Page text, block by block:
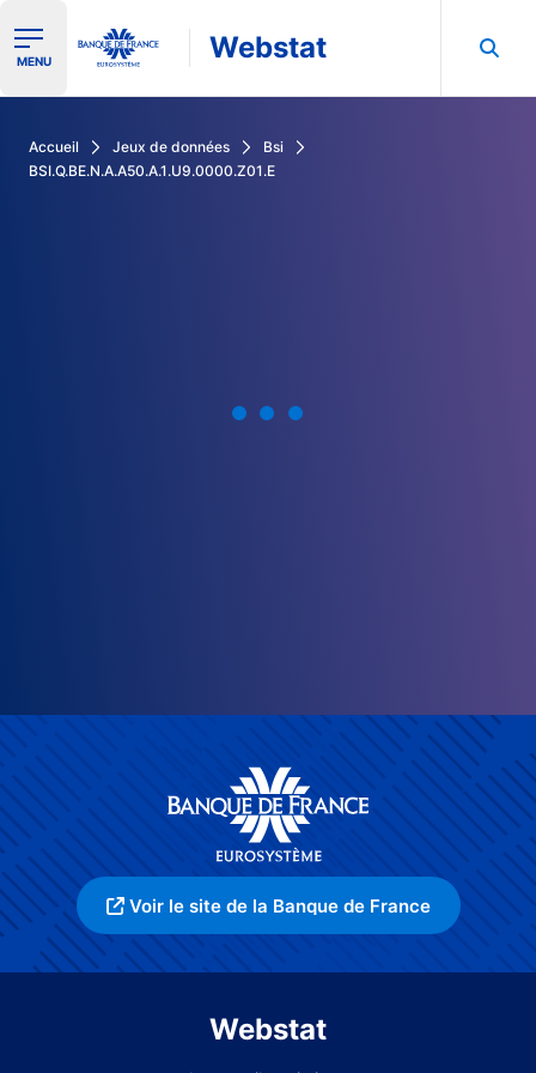
Ouvrir le menu de navigation
MENU Webstat
Accueil Jeux de données
Bsi
BSI.Q.BE.N.A.A50.A.1.U9.0000.Z01.E
Voir le site de la Banque de France
Webstat